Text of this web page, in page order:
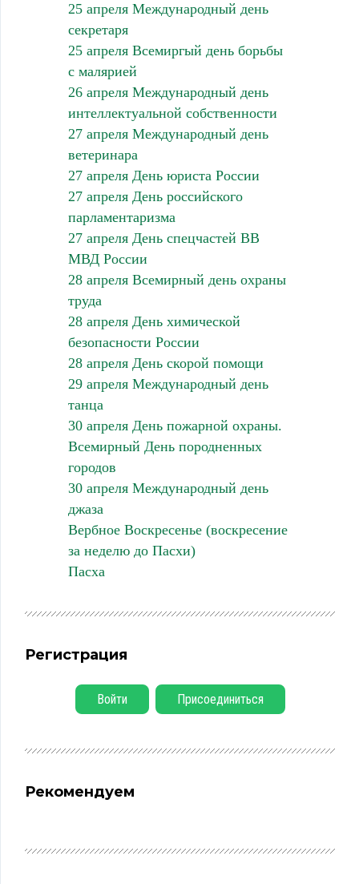
25 апреля Международный день
секретаря
25 апреля Всемиргый день борьбы
с малярией
26 апреля Международный день
интеллектуальной собственности
27 апреля Международный день
ветеринара
27 апреля День юриста России
27 апреля День российского
парламентаризма
27 апреля День спецчастей ВВ
МВД России
28 апреля Всемирный день охраны
труда
28 апреля День химической
безопасности России
28 апреля День скорой помощи
29 апреля Международный день
танца
30 апреля День пожарной охраны.
Всемирный День породненных
городов
30 апреля Международный день
джаза
Вербное Воскресенье (воскресение
за неделю до Пасхи)
Пасха
Регистрация
Войти Присоединиться
Рекомендуем